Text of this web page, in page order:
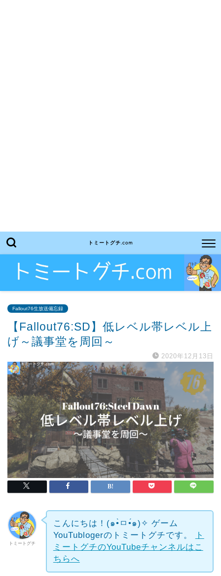
トミートグチ.com
Fallout76生放送備忘録
【Fallout76:SD】低レベル帯レベル上
げ～議事堂を周回～
2020年12月13日
トミートグチ
こんにちは！(๑•̀ㅁ•́๑)✧ ゲーム
YouTublogerのトミートグチです。
ト
ミートグチのYouTubeチャンネルはこ
ちらへ